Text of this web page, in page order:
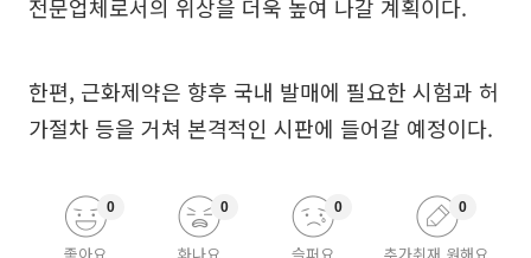
전문업체로서의 위상을 더욱 높여 나갈 계획이다.
한편, 근화제약은 향후 국내 발매에 필요한 시험과 허
가절차 등을 거쳐 본격적인 시판에 들어갈 예정이다.
0 0 0 0